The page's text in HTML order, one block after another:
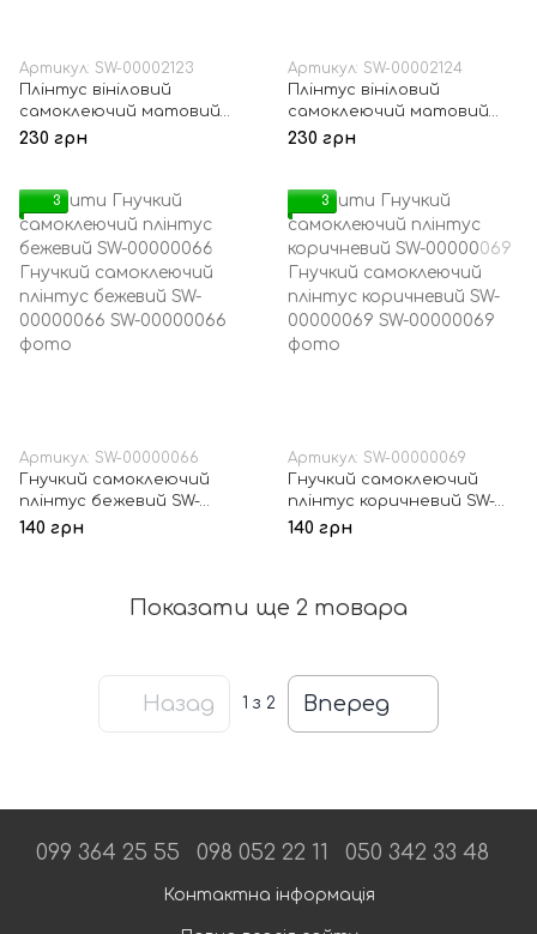
Артикул: SW-00002123
Плінтус вініловий
самоклеючий матовий
5000*100*2мм (D) SW-
230 грн
Артикул: SW-00002124
Плінтус вініловий
самоклеючий матовий
5000*100*2мм (D) SW-
230 грн
3
Артикул: SW-00000066
Гнучкий самоклеючий
плінтус бежевий SW-
00000066
140 грн
3
Артикул: SW-00000069
Гнучкий самоклеючий
плінтус коричневий SW-
00000069
140 грн
Показати ще 2 товара
Назад 1 з 2 Вперед
099 364 25 55 098 052 22 11 050 342 33 48
Контактна інформація